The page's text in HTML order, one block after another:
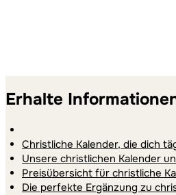
Erhalte
Christliche Kalender, die dich
Unsere christlichen Kalender
Preisübersicht für christliche
Die perfekte Ergänzung zu